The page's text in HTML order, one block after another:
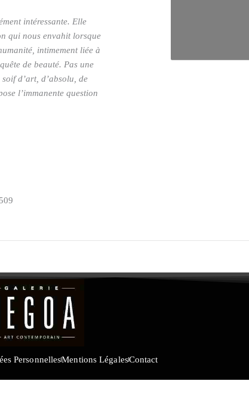
intéressante. Elle
qui nous envahit lorsque
intimement liée à
de beauté. Pas une
d’art, d’absolu, de
l’immanente question
PersonnellesMentions LégalesContact